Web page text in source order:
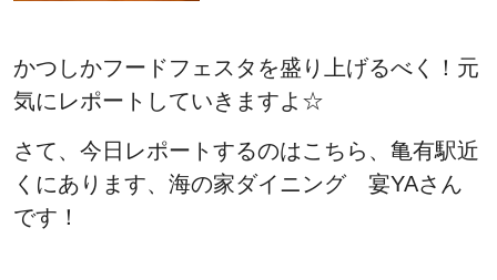
かつしかフードフェスタを盛り上げるべく！元
気にレポートしていきますよ☆
さて、今日レポートするのはこちら、亀有駅近
くにあります、海の家ダイニング 宴YAさん
です！